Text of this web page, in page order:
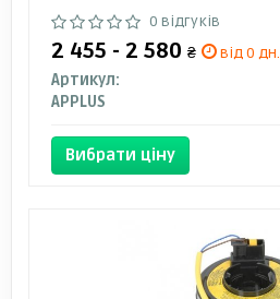
0 відгуків
2 455 - 2 580 ₴
від 0 дн.
Артикул:
APPLUS
Вибрати ціну